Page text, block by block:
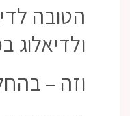
הטובה
ולדיאלוג
וזה –